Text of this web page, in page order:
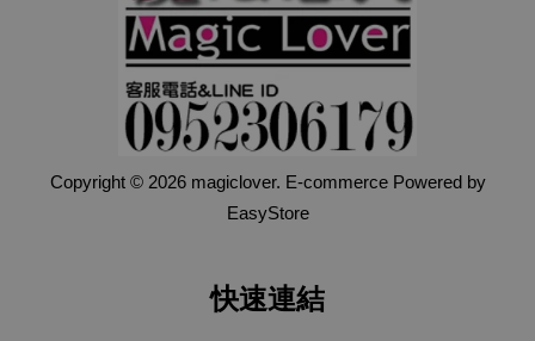
Copyright © 2026 magiclover. E-commerce Powered by
EasyStore
快速連結